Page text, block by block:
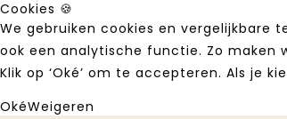
Cookies 🍪
We gebruiken cookies en vergelijkbare
ook een analytische functie. Zo maken
Klik op ‘Oké’ om te accepteren. Als je
OkéWeigeren